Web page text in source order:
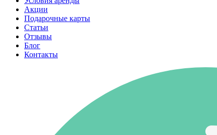
Акции
Подарочные карты
Статьи
Отзывы
Блог
Контакты